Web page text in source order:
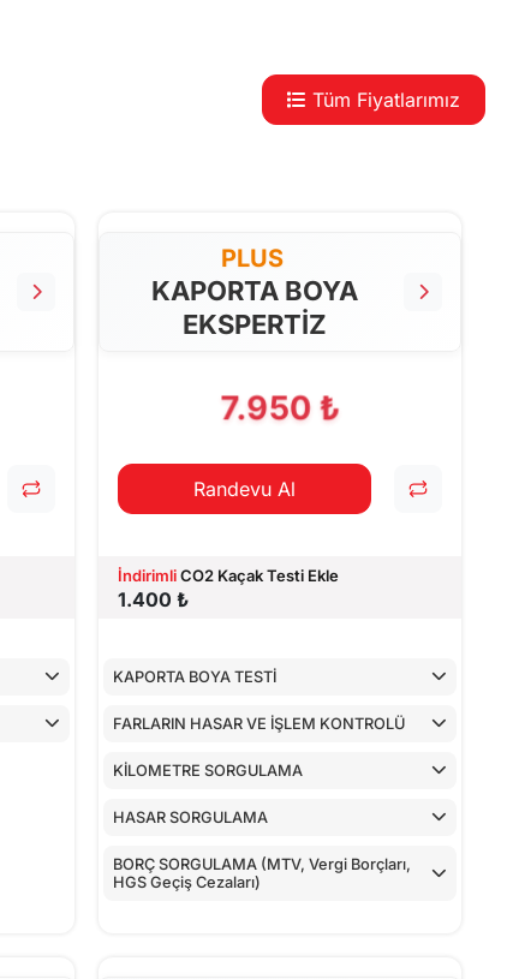
Tüm Fiyatlarımız
PLUS
KAPORTA BOYA
EKSPERTİZ
7.950 ₺
Randevu Al
İndirimliCO2 Kaçak Testi Ekle
1.400 ₺
KAPORTA BOYA TESTİ
FARLARIN HASAR VE İŞLEM KONTROLÜ
KİLOMETRE SORGULAMA
HASAR SORGULAMA
BORÇ SORGULAMA (MTV, Vergi Borçları,
HGS Geçiş Cezaları)